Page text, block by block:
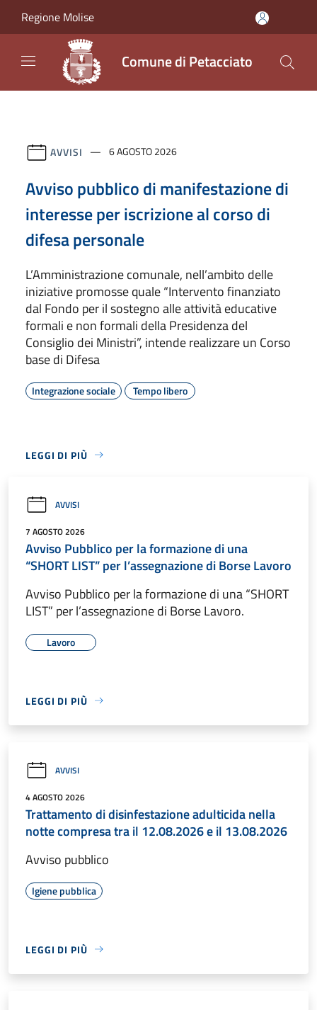
Regione Molise
Comune di Petacciato
AVVISI 6 AGOSTO 2026
Avviso pubblico di manifestazione di
interesse per iscrizione al corso di
difesa personale
L’Amministrazione comunale, nell’ambito delle
iniziative promosse quale “Intervento finanziato
dal Fondo per il sostegno alle attività educative
formali e non formali della Presidenza del
Consiglio dei Ministri”, intende realizzare un Corso
base di Difesa
Integrazione sociale Tempo libero
LEGGI DI PIÙ
AVVISI
7 AGOSTO 2026
Avviso Pubblico per la formazione di una
“SHORT LIST” per l’assegnazione di Borse Lavoro
Avviso Pubblico per la formazione di una “SHORT
LIST” per l’assegnazione di Borse Lavoro.
Lavoro
LEGGI DI PIÙ
AVVISI
4 AGOSTO 2026
Trattamento di disinfestazione adulticida nella
notte compresa tra il 12.08.2026 e il 13.08.2026
Avviso pubblico
Igiene pubblica
LEGGI DI PIÙ